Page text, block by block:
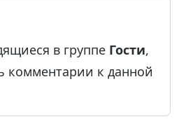
в группе Гости,
комментарии к данной